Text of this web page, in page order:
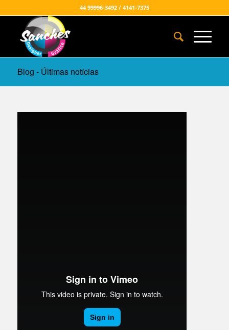
44 99996-3492 / 4141-7375
Blog - Últimas notícias